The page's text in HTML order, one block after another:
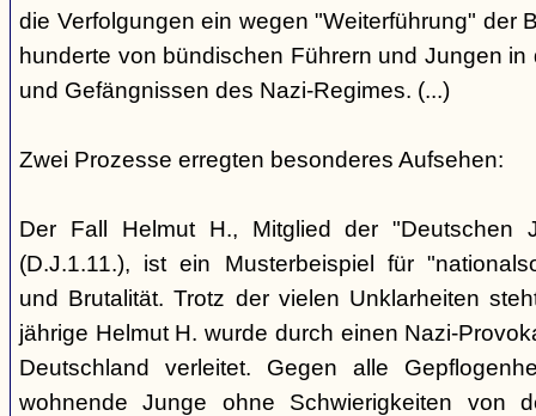
die Verfolgungen ein wegen "Weiterführung" der
hunderte von bündischen Führern und Jungen
und Gefängnissen des Nazi-Regimes. (...)
Zwei Prozesse erregten besonderes Aufsehen:
Der Fall Helmut H., Mitglied der "Deutschen
(D.J.1.11.), ist ein Musterbeispiel für
und Brutalität. Trotz der vielen Unklarheiten
jährige Helmut H. wurde durch einen Nazi-
Deutschland verleitet. Gegen alle
wohnende Junge ohne Schwierigkeiten von